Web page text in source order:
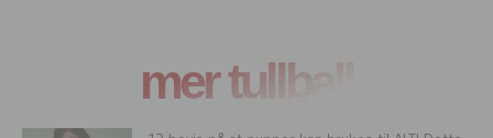
mer tullball